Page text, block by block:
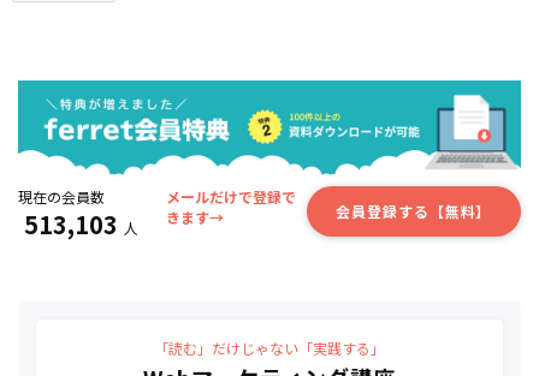
現在の会員数
513,103 人
メールだけで登録で
きます→
会員登録する【無料】
「読む」だけじゃない「実践する」